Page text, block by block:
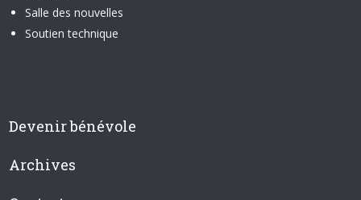
Salle des nouvelles
Soutien technique
Devenir bénévole
Archives